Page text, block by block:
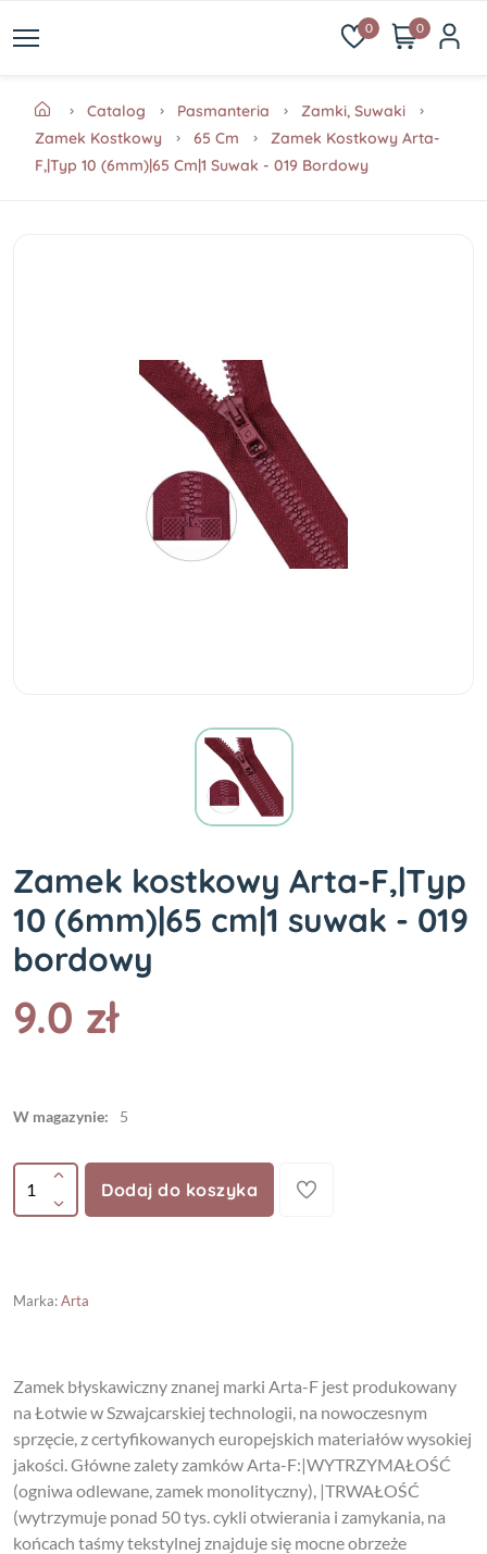
0 0
Catalog Pasmanteria
Zamki, Suwaki
Zamek Kostkowy
65 Cm
Zamek Kostkowy Arta-
F,|Typ 10 (6mm)|65 Cm|1 Suwak - 019 Bordowy
Zamek kostkowy Arta-F,|Typ
10 (6mm)|65 cm|1 suwak - 019
bordowy
9.0 zł
W magazynie: 5
Dodaj do koszyka
Marka:Arta
Zamek błyskawiczny znanej marki Arta-F jest produkowany
na Łotwie w Szwajcarskiej technologii, na nowoczesnym
sprzęcie, z certyfikowanych europejskich materiałów wysokiej
jakości. Główne zalety zamków Arta-F:|WYTRZYMAŁOŚĆ
(ogniwa odlewane, zamek monolityczny), |TRWAŁOŚĆ
(wytrzymuje ponad 50 tys. cykli otwierania i zamykania, na
końcach taśmy tekstylnej znajduje się mocne obrzeże